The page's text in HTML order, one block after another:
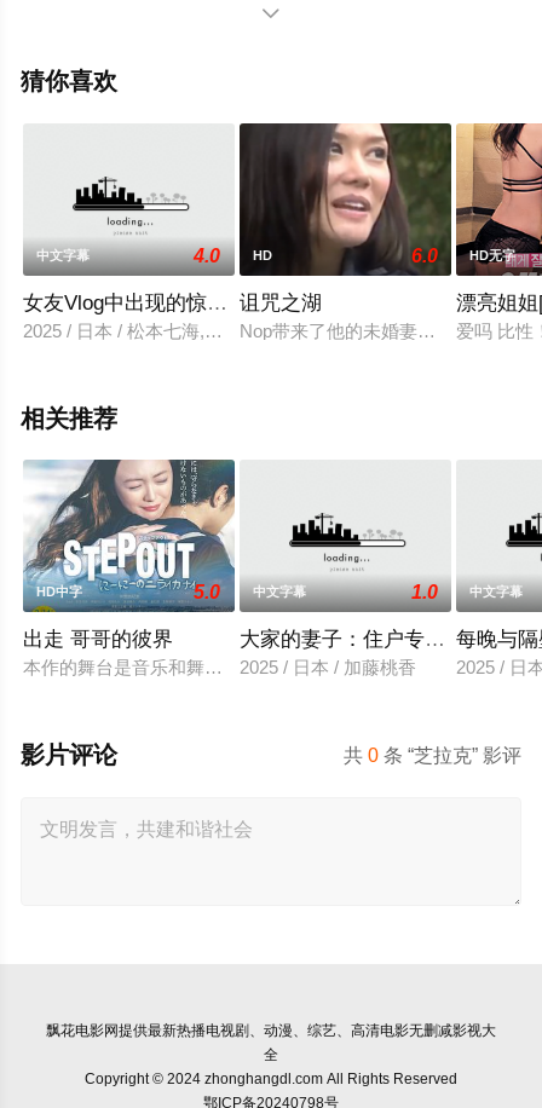
德森,史蒂夫·哈里斯,哈里·列尼斯,D·B·斯威尼,安吉拉·贝塞
手机免费观看高清未删减完整版电影大全就上飘花影院，

猜你喜欢
中文字幕 4.0
女友Vlog中出现的惊人出场者
2025 / 日本 / 松本七海,碧井优太
HD 6.0
诅咒之湖
Nop带来了他的未婚妻一个田园诗般
HD无字
漂亮姐
爱吗 比性
相关推荐
HD中字 5.0
出走 哥哥的彼界
本作的舞台是音乐和舞蹈融入生活的冲绳。与母亲朱音、妹妹
中文字幕 1.0
大家的妻子：住户专用洞口
2025 / 日本 / 加藤桃香
中文字幕
每晚与
2025 / 日
共0 条 “芝拉克” 影评
影片评论
飘花电影网提供最新热播电视剧、动漫、综艺、高清电影无删减影视大
全
Copyright © 2024 zhonghangdl.com All Rights Reserved
鄂ICP备20240798号